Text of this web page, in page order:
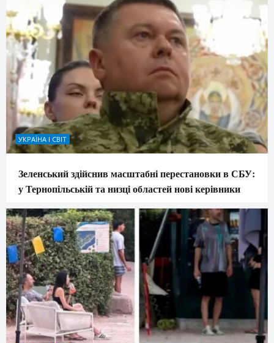
УКРАЇНА І СВІТ
Зеленський здійснив масштабні перестановки в СБУ:
у Тернопільській та низці областей нові керівники